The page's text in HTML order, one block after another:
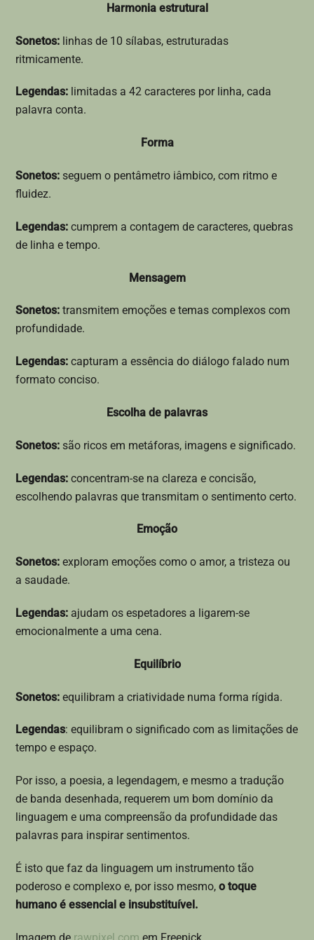
Harmonia estrutural
Sonetos: linhas de 10 sílabas, estruturadas
ritmicamente.
Legendas: limitadas a 42 caracteres por linha, cada
palavra conta.
Forma
Sonetos: seguem o pentâmetro iâmbico, com ritmo e
fluidez.
Legendas: cumprem a contagem de caracteres, quebras
de linha e tempo.
Mensagem
Sonetos: transmitem emoções e temas complexos com
profundidade.
Legendas:capturam a essência do diálogo falado num
formato conciso.
Escolha de palavras
Sonetos: são ricos em metáforas, imagens e significado.
Legendas: concentram-se na clareza e concisão,
escolhendo palavras que transmitam o sentimento certo.
Emoção
Sonetos: exploram emoções como o amor, a tristeza ou
a saudade.
Legendas: ajudam os espetadores a ligarem-se
emocionalmente a uma cena.
Equilíbrio
Sonetos: equilibram a criatividade numa forma rígida.
Legendas: equilibram o significado com as limitações de
tempo e espaço.
Por isso, a poesia, a legendagem, e mesmo a tradução
de banda desenhada, requerem um bom domínio da
linguagem e uma compreensão da profundidade das
palavras para inspirar sentimentos.
É isto que faz da linguagem um instrumento tão
poderoso e complexo e, por isso mesmo,o toque
humano é essencial e insubstituível.